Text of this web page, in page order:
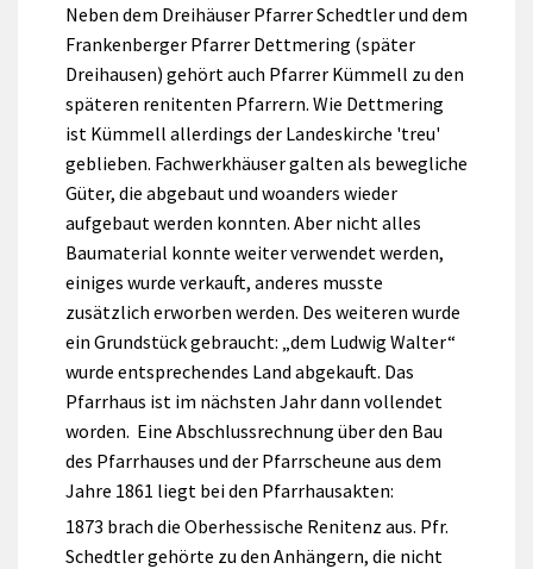
Neben dem Dreihäuser Pfarrer Schedtler und dem
Frankenberger Pfarrer Dettmering (später
Dreihausen) gehört auch Pfarrer Kümmell zu den
späteren renitenten Pfarrern. Wie Dettmering
ist Kümmell allerdings der Landeskirche 'treu'
geblieben. Fachwerkhäuser galten als bewegliche
Güter, die abgebaut und woanders wieder
aufgebaut werden konnten. Aber nicht alles
Baumaterial konnte weiter verwendet werden,
einiges wurde verkauft, anderes musste
zusätzlich erworben werden. Des weiteren wurde
ein Grundstück gebraucht: „dem Ludwig Walter“
wurde entsprechendes Land abgekauft. Das
Pfarrhaus ist im nächsten Jahr dann vollendet
worden. Eine Abschlussrechnung über den Bau
des Pfarrhauses und der Pfarrscheune aus dem
Jahre 1861 liegt bei den Pfarrhausakten:
1873 brach die Oberhessische Renitenz aus. Pfr.
Schedtler gehörte zu den Anhängern, die nicht